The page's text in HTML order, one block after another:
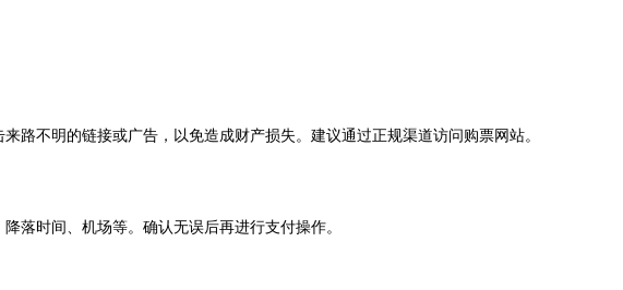
不明的链接或广告，以免造成财产损失。建议通过正规渠道访问购票网站。
时间、机场等。确认无误后再进行支付操作。